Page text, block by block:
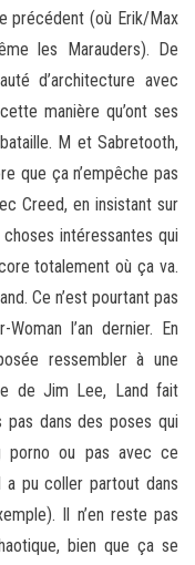
précédent (où Erik/Max
les Marauders). De
d’architecture avec
manière qu’ont ses
M et Sabretooth,
que ça n’empêche pas
Creed, en insistant sur
intéressantes qui
totalement où ça va.
Ce n’est pourtant pas
l’an dernier. En
ressembler à une
de Jim Lee, Land fait
dans des poses qui
porno ou pas avec ce
a pu coller partout dans
Il n’en reste pas
bien que ça se